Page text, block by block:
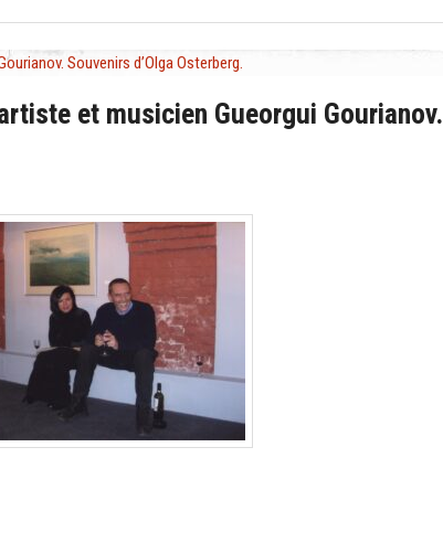
Souvenirs d’Olga Osterberg.
et musicien Gueorgui Gourianov.